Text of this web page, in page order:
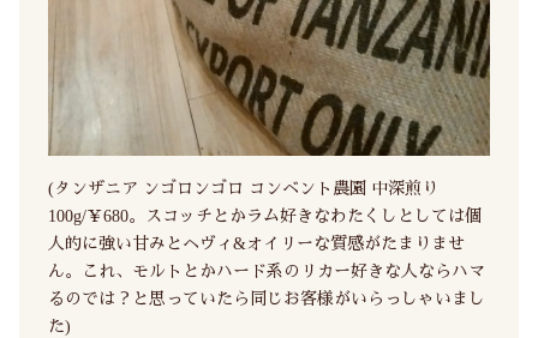
(タンザニア ンゴロンゴロ コンベント農園 中深煎り
100g/￥680。スコッチとかラム好きなわたくしとしては個
人的に強い甘みとヘヴィ&オイリーな質感がたまりませ
ん。これ、モルトとかハード系のリカー好きな人ならハマ
るのでは？と思っていたら同じお客様がいらっしゃいまし
た)